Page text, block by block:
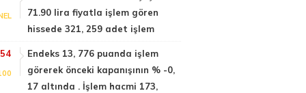
71.90 lira fiyatla işlem gören
hissede 321, 259 adet işlem
Endeks 13, 776 puanda işlem
görerek önceki kapanışının % -0,
17 altında . İşlem hacmi 173,